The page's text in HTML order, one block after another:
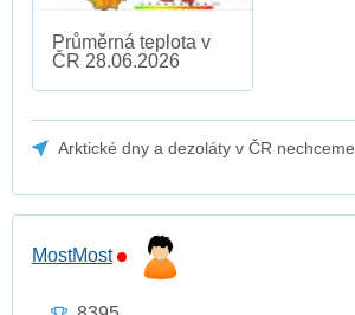
Průměrná teplota v
ČR 28.06.2026
Arktické dny a dezoláty v ČR nechceme
MostMost